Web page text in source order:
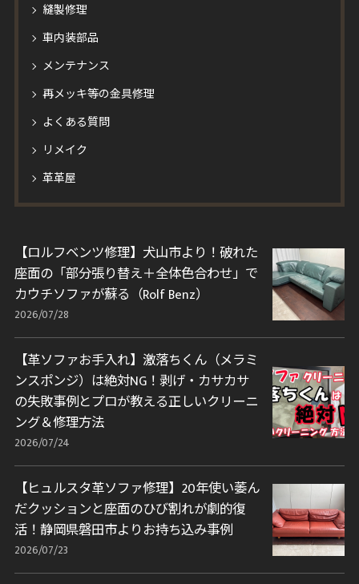
【ロルフベンツ修理】犬山市より！破れた
座面の「部分張り替え＋全体色合わせ」で
カウチソファが蘇る（Rolf Benz）
2026/07/28
【革ソファお手入れ】激落ちくん（メラミ
ンスポンジ）は絶対NG！剥げ・カサカサ
の失敗事例とプロが教える正しいクリーニ
ング＆修理方法
2026/07/24
【ヒュルスタ革ソファ修理】20年使い萎ん
だクッションと座面のひび割れが劇的復
活！静岡県磐田市よりお持ち込み事例
2026/07/23
縫製修理
車内装部品
メンテナンス
再メッキ等の金具修理
よくある質問
リメイク
革革屋